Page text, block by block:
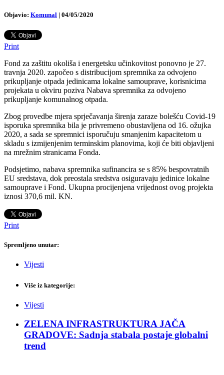
Objavio: Komunal | 04/05/2020
Print
Fond za zaštitu okoliša i energetsku učinkovitost ponovno je 27.
travnja 2020. započeo s distribucijom spremnika za odvojeno
prikupljanje otpada jedinicama lokalne samouprave, korisnicima
projekata u okviru poziva Nabava spremnika za odvojeno
prikupljanje komunalnog otpada.
Zbog provedbe mjera sprječavanja širenja zaraze bolešću Covid-19
isporuka spremnika bila je privremeno obustavljena od 16. ožujka
2020, a sada se spremnici isporučuju smanjenim kapacitetom u
skladu s izmijenjenim terminskim planovima, koji će biti objavljeni
na mrežnim stranicama Fonda.
Podsjetimo, nabava spremnika sufinancira se s 85% bespovratnih
EU sredstava, dok preostala sredstva osiguravaju jedinice lokalne
samouprave i Fond. Ukupna procijenjena vrijednost ovog projekta
iznosi 370,6 mil. KN.
Print
Spremljeno unutar:
Vijesti
Više iz kategorije:
Vijesti
ZELENA INFRASTRUKTURA JAČA
GRADOVE: Sadnja stabala postaje globalni
trend